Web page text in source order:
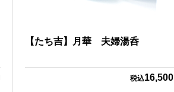
【たち吉】月華 夫婦湯呑
税込16,500